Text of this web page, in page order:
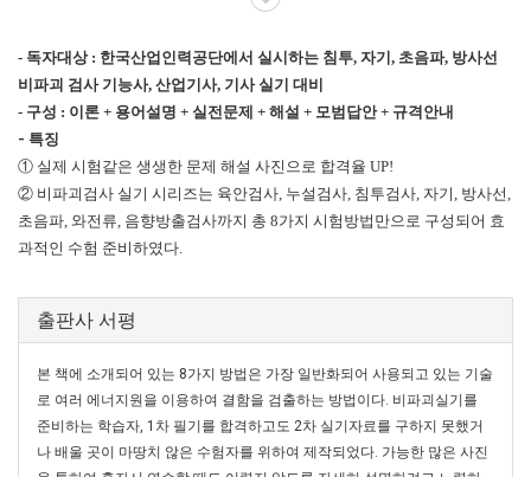
- 독자대상 : 한국산업인력공단에서 실시하는 침투, 자기, 초음파, 방사선
비파괴 검사 기능사, 산업기사, 기사 실기 대비
- 구성 : 이론 + 용어설명 + 실전문제 + 해설 + 모범답안 + 규격안내
- 특징
① 실제 시험같은 생생한 문제 해설 사진으로 합격율 UP!
② 비파괴검사 실기 시리즈는 육안검사, 누설검사, 침투검사, 자기, 방사선,
초음파, 와전류, 음향방출검사까지 총 8가지 시험방법만으로 구성되어 효
과적인 수험 준비하였다.
출판사 서평
본 책에 소개되어 있는 8가지 방법은 가장 일반화되어 사용되고 있는 기술
로 여러 에너지원을 이용하여 결함을 검출하는 방법이다. 비파괴실기를
준비하는 학습자, 1차 필기를 합격하고도 2차 실기자료를 구하지 못했거
나 배울 곳이 마땅치 않은 수험자를 위하여 제작되었다. 가능한 많은 사진